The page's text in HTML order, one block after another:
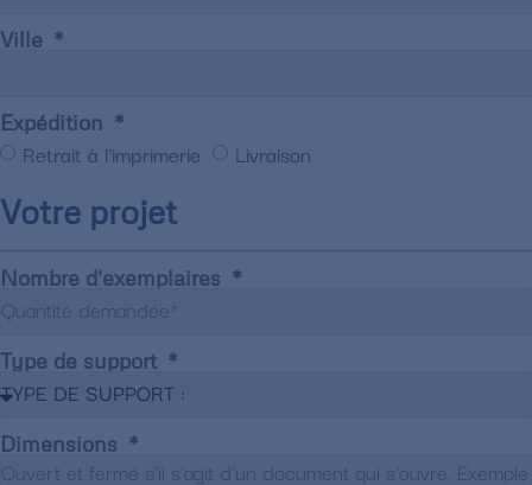
Ville
Expédition
Retrait à l'imprimerie Livraison
Votre projet
Nombre d'exemplaires
Type de support
Dimensions